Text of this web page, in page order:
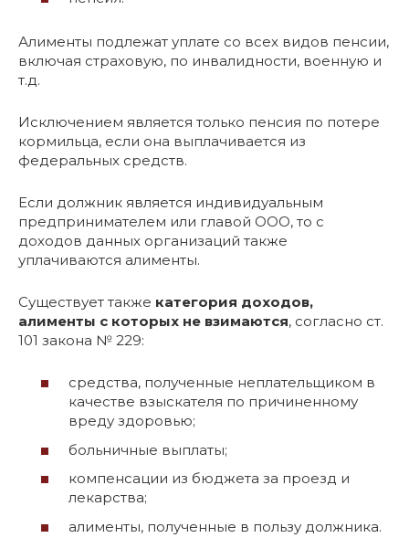
Алименты подлежат уплате со всех видов пенсии,
включая страховую, по инвалидности, военную и
т.д.
Исключением является только пенсия по потере
кормильца, если она выплачивается из
федеральных средств.
Если должник является индивидуальным
предпринимателем или главой ООО, то с
доходов данных организаций также
уплачиваются алименты.
Существует также категория доходов,
алименты с которых не взимаются, согласно ст.
101 закона № 229:
средства, полученные неплательщиком в
качестве взыскателя по причиненному
вреду здоровью;
больничные выплаты;
компенсации из бюджета за проезд и
лекарства;
алименты, полученные в пользу должника.